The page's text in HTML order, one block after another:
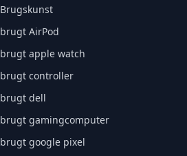
Brugskunst
brugt AirPod
brugt apple watch
brugt controller
brugt dell
brugt gamingcomputer
brugt google pixel